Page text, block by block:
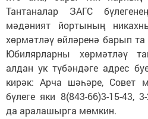
Тантаналар ЗАГС
мәдәният йортының
хөрмәтләү өйләренә барып
Юбилярларны хөрмәтләү
алдан ук түбәндәге адрес
кирәк: Арча шәһәре, Совет
бүлеге яки 8(843-66)3-15-43,
да аралашырга мөмкин.